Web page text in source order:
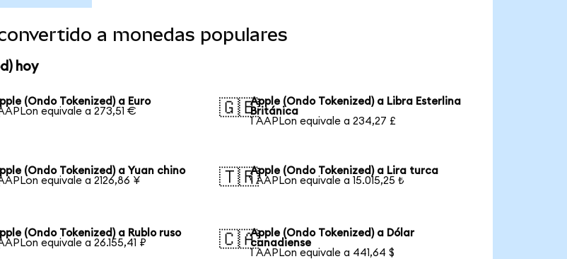
a monedas populares
hoy
(Ondo Tokenized) a Euro
equivale a 273,51 €
🇬🇧Apple (Ondo Tokenized) a Libra Esterlina
Británica
1 AAPLon equivale a 234,27 £
(Ondo Tokenized) a Yuan chino
equivale a 2126,86 ¥
🇹🇷Apple (Ondo Tokenized) a Lira turca
1 AAPLon equivale a 15.015,25 ₺
(Ondo Tokenized) a Rublo ruso
equivale a 26.155,41 ₽
🇨🇦Apple (Ondo Tokenized) a Dólar
canadiense
1 AAPLon equivale a 441,64 $